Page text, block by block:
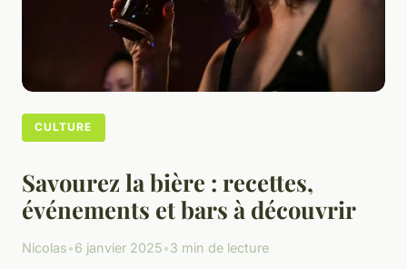
CULTURE
Savourez la bière : recettes,
événements et bars à découvrir
Nicolas•6 janvier 2025•3 min de lecture